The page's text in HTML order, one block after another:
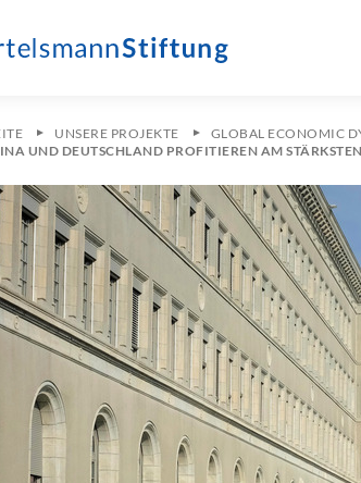
UNSERE PROJEKTE GLOBAL ECONOMIC
UND DEUTSCHLAND PROFITIEREN AM